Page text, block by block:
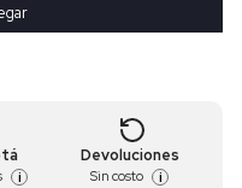
i
Devoluciones
Sin costo i